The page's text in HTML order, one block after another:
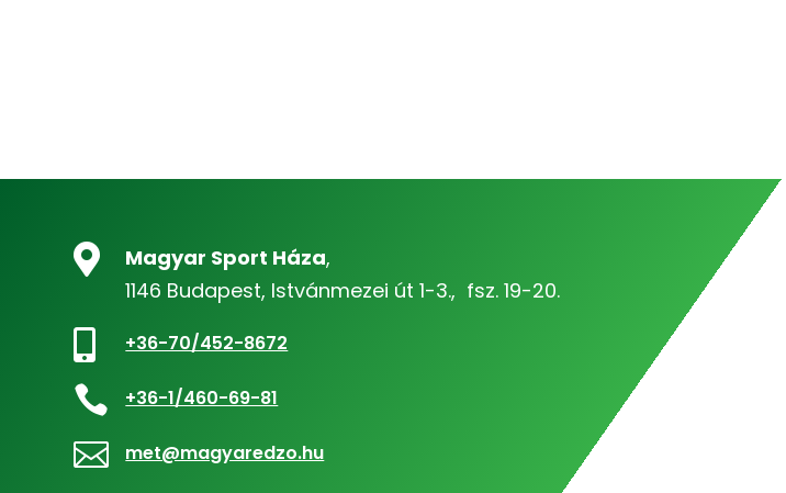
 Magyar Sport Háza,
1146 Budapest, Istvánmezei út 1-3., fsz. 19-20.
 +36-70/452-8672
 +36-1/460-69-81
 met@magyaredzo.hu